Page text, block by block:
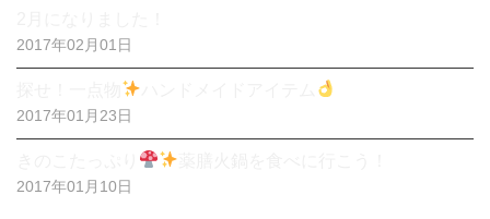
2017年02月01日
2017年01月23日
2017年01月10日